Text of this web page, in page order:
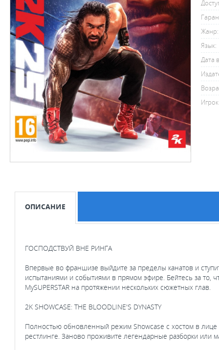
Жанр:
Язык:
Дата
ОПИСАНИЕ
ГОСПОДСТВУЙ ВНЕ РИНГА
Впервые во франшизе выйдите за пределы канатов и
испытаниями и событиями в прямом эфире. Бейтесь за то,
MySUPERSTAR на протяжении нескольких сюжетных глав.
2K SHOWCASE: THE BLOODLINE'S DYNASTY
Полностью обновленный режим Showcase с хостом в
рестлинге. Заново проживите легендарные разборки или